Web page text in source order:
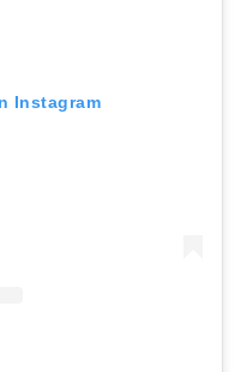
Instagram